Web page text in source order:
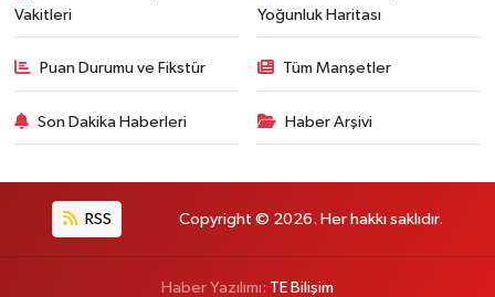
Vakitleri
Yoğunluk Haritası
Puan Durumu ve Fikstür Tüm Manşetler
Son Dakika Haberleri Haber Arşivi
RSS Copyright © 2026. Her hakkı saklıdır.
Haber Yazılımı: TE Bilişim